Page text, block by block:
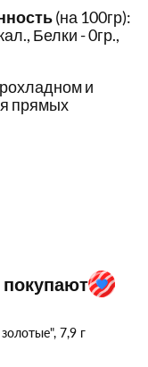
(на 100гр):
Белки - 0гр.,
и
прямых
7,9 г